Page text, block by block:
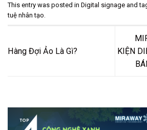
This entry was posted in Digital signage and
tuệ nhân tạo
Hàng Đợi Ảo Là Gì?
KIỆN